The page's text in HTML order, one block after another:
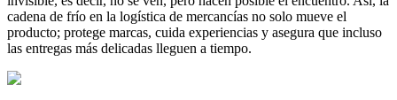
cadena de frío en la logística de mercancías no solo mueve el
producto; protege marcas, cuida experiencias y asegura que incluso
las entregas más delicadas lleguen a tiempo.